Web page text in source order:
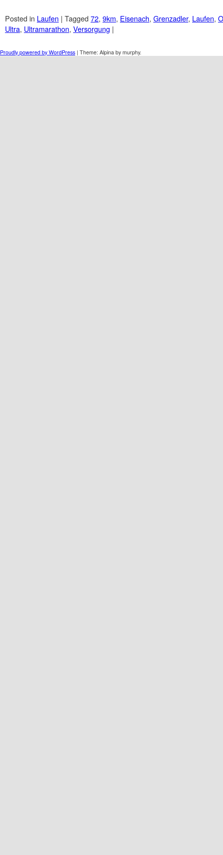
Posted in Laufen | Tagged 72, 9km, Eisenach, Grenzadler, Laufen,
Ultra, Ultramarathon, Versorgung |
Proudly powered by WordPress | Theme: Alpina by murphy.